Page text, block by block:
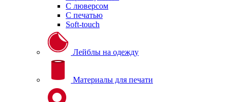
С люверсом
С печатью
Soft-touch
Лейблы на одежду
Материалы для печати